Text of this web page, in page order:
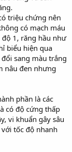
triệu chứng nên
có mạch máu
1, răng hầu như
biểu hiện qua
sang màu trắng
nâu đen nhưng
phần là các
có độ cứng thấp
vi khuẩn gây sâu
tốc độ nhanh